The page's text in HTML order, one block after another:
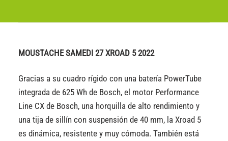
MOUSTACHE SAMEDI 27 XROAD 5 2022
Gracias a su cuadro rígido con una batería PowerTube
integrada de 625 Wh de Bosch, el motor Performance
Line CX de Bosch, una horquilla de alto rendimiento y
una tija de sillín con suspensión de 40 mm, la Xroad 5
es dinámica, resistente y muy cómoda. También está